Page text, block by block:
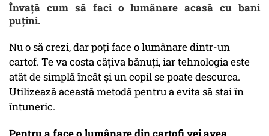
Învață cum să faci o lumânare acasă cu bani
puțini.
Nu o să crezi, dar poți face o lumânare dintr-un
cartof. Te va costa câțiva bănuți, iar tehnologia este
atât de simplă încât și un copil se poate descurca.
Utilizează această metodă pentru a evita să stai în
întuneric.